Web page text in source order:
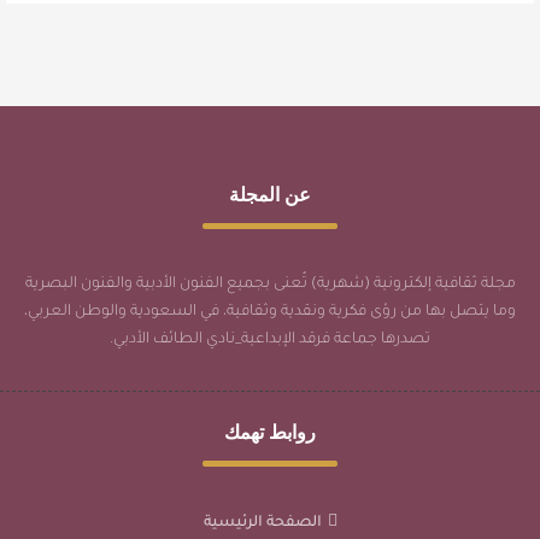
عن المجلة
مجلة ثقافية إلكترونية (شهرية) تُعنى بجميع الفنون الأدبية والفنون البصرية
وما يتصل بها من رؤى فكرية ونقدية وثقافية، في السعودية والوطن العربي،
تصدرها جماعة فرقد الإبداعية_نادي الطائف الأدبي.
روابط تهمك
الصفحة الرئيسية